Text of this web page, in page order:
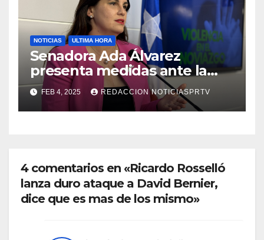
NOTICIAS ULTIMA HORA
Senadora Ada Álvarez
presenta medidas ante la
violencia en el noviazgo
FEB 4, 2025 REDACCION NOTICIASPRTV
4 comentarios en «Ricardo Rosselló
lanza duro ataque a David Bernier,
dice que es mas de los mismo»